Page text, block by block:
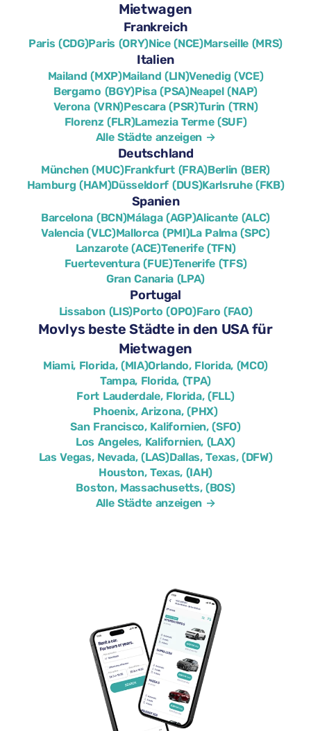
Mietwagen
Frankreich
Paris (CDG)Paris (ORY)Nice (NCE)Marseille (MRS)
Italien
Mailand (MXP)Mailand (LIN)Venedig (VCE)
Bergamo (BGY)Pisa (PSA)Neapel (NAP)
Verona (VRN)Pescara (PSR)Turin (TRN)
Florenz (FLR)Lamezia Terme (SUF)
Alle Städte anzeigen →
Deutschland
München (MUC)Frankfurt (FRA)Berlin (BER)
Hamburg (HAM)Düsseldorf (DUS)Karlsruhe (FKB)
Spanien
Barcelona (BCN)Málaga (AGP)Alicante (ALC)
Valencia (VLC)Mallorca (PMI)La Palma (SPC)
Lanzarote (ACE)Tenerife (TFN)
Fuerteventura (FUE)Tenerife (TFS)
Gran Canaria (LPA)
Portugal
Lissabon (LIS)Porto (OPO)Faro (FAO)
Movlys beste Städte in den USA für
Mietwagen
Miami, Florida, (MIA)Orlando, Florida, (MCO)
Tampa, Florida, (TPA)
Fort Lauderdale, Florida, (FLL)
Phoenix, Arizona, (PHX)
San Francisco, Kalifornien, (SFO)
Los Angeles, Kalifornien, (LAX)
Las Vegas, Nevada, (LAS)Dallas, Texas, (DFW)
Houston, Texas, (IAH)
Boston, Massachusetts, (BOS)
Alle Städte anzeigen →